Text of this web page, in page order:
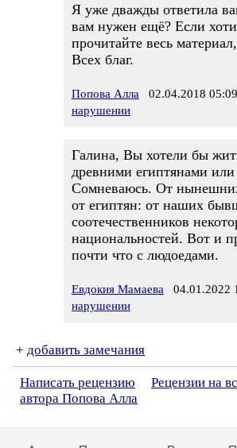
Я уже дважды ответила
вам нужен ещё? Если
прочитайте весь
Всех благ.
Попова Алла 02.04.2018 05:09
нарушении
Галина, Вы хотели бы
древними египтянами
Сомневаюсь. От
от египтян: от наших
соотечественников
национальностей. Вот и
почти что с людоедами.
Евдокия Мамаева 04.01.2022
нарушении
+ добавить замечания
Написать рецензию
Рецензии на
автора Попова Алла